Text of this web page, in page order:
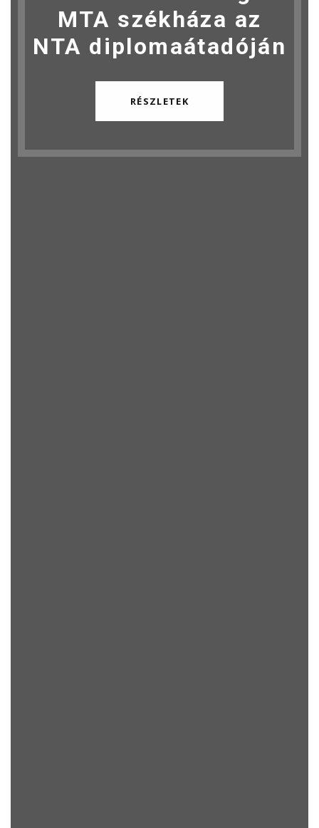
MTA székháza az
NTA diplomaátadóján
RÉSZLETEK